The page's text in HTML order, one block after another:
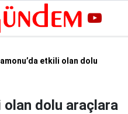
etkili olan dolu
olan dolu araçlara